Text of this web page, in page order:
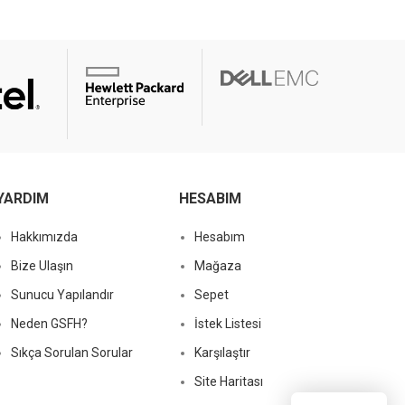
Hakkımızda
Bize Ulaşın
Sunucu Yapılandır
Neden GSFH?
Sıkça Sorulan Sorular
HESABIM
Hesabım
Mağaza
Sepet
İstek Listesi
Karşılaştır
Site Haritası